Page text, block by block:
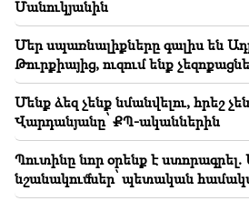
Մանուկյանին
Մեր սպառնալիքները գալիս են
Թուրքիայից, ուզում ենք
Մենք ձեզ չենք նմանվելու, հրեշ
Վարդանյանը՝ ՔՊ-ականներին
Պուտինը նոր օրենք է
նշանակումներ՝ պետական